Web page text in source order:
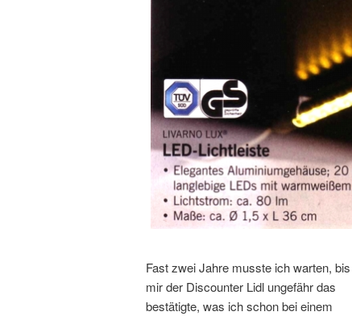
Fast zwei Jahre musste ich warten, bis
mir der Discounter Lidl ungefähr das
bestätigte, was ich schon bei einem